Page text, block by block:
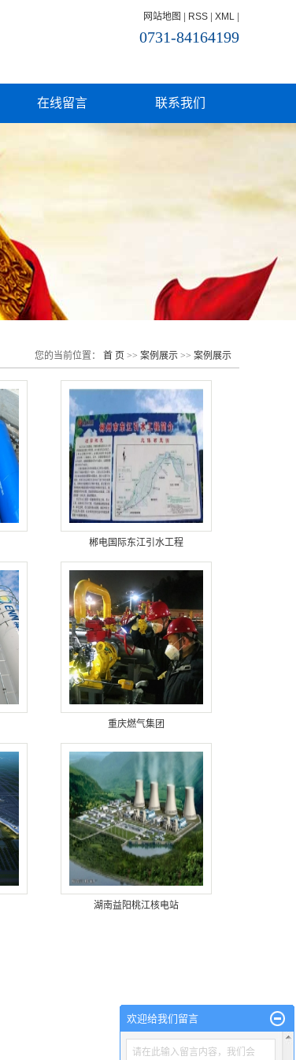
网站地图 RSS XML
0731-84164199
在线留言 联系我们
您的当前位置： 首 页 >> 案例展示 >> 案例展示
郴电国际东江引水工程
重庆燃气集团
湖南益阳桃江核电站
欢迎给我们留言
请在此输入留言内容，我们会